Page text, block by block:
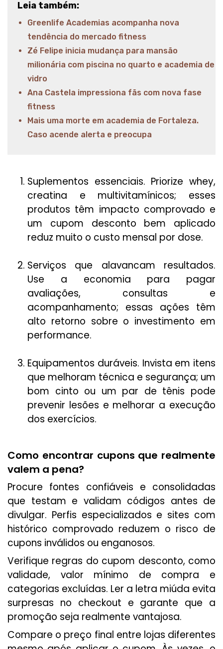
Leia também:
Greenlife Academias acompanha nova
tendência do mercado fitness
Zé Felipe inicia mudança para mansão
milionária com piscina no quarto e academia de
vidro
Ana Castela impressiona fãs com nova fase
fitness
Mais uma morte em academia de Fortaleza.
Caso acende alerta e preocupa
Suplementos essenciais. Priorize whey,
creatina e multivitamínicos; esses
produtos têm impacto comprovado e
um cupom desconto bem aplicado
reduz muito o custo mensal por dose.
Serviços que alavancam resultados.
Use a economia para pagar
avaliações, consultas e
acompanhamento; essas ações têm
alto retorno sobre o investimento em
performance.
Equipamentos duráveis. Invista em itens
que melhoram técnica e segurança; um
bom cinto ou um par de tênis pode
prevenir lesões e melhorar a execução
dos exercícios.
Como encontrar cupons que realmente
valem a pena?
Procure fontes confiáveis e consolidadas
que testam e validam códigos antes de
divulgar. Perfis especializados e sites com
histórico comprovado reduzem o risco de
cupons inválidos ou enganosos.
Verifique regras do cupom desconto, como
validade, valor mínimo de compra e
categorias excluídas. Ler a letra miúda evita
surpresas no checkout e garante que a
promoção seja realmente vantajosa.
Compare o preço final entre lojas diferentes